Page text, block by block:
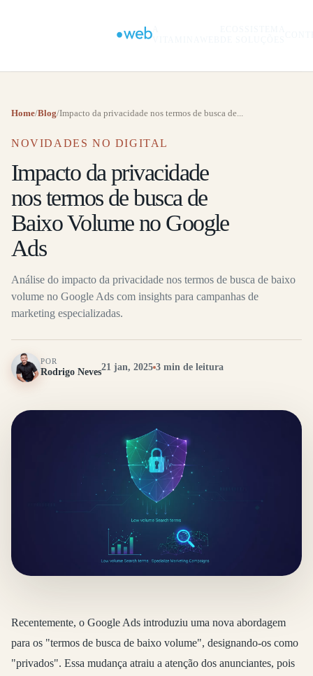
Home/Blog/Impacto da privacidade nos termos de busca de...
NOVIDADES NO DIGITAL
Impacto da privacidade
nos termos de busca de
Baixo Volume no Google
Ads
Análise do impacto da privacidade nos termos de busca de baixo
volume no Google Ads com insights para campanhas de
marketing especializadas.
POR
Rodrigo Neves21 jan, 2025 3 min de leitura
Recentemente, o Google Ads introduziu uma nova abordagem
para os "termos de busca de baixo volume", designando-os como
"privados". Essa mudança atraiu a atenção dos anunciantes, pois